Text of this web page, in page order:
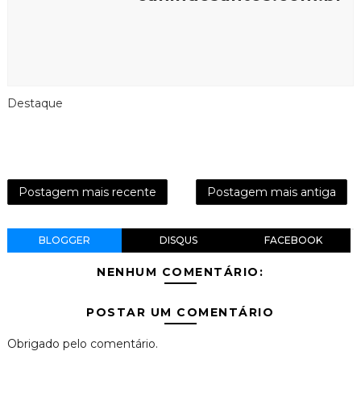
Destaque
Postagem mais recente Postagem mais antiga
BLOGGER DISQUS FACEBOOK
NENHUM COMENTÁRIO:
POSTAR UM COMENTÁRIO
Obrigado pelo comentário.